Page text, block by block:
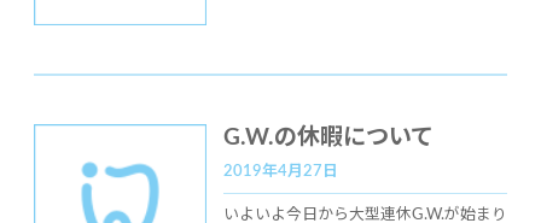
G.W.の休暇について
2019年4月27日
いよいよ今日から大型連休G.W.が始まり